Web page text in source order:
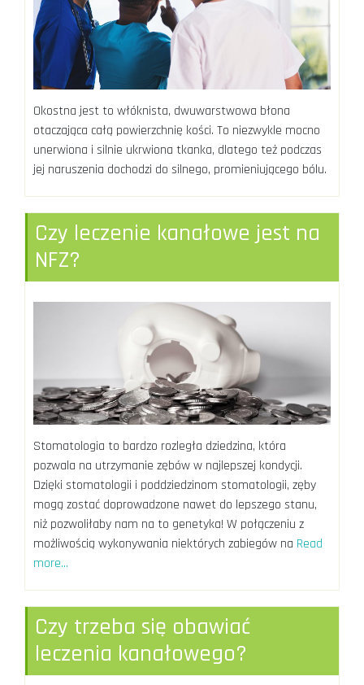
Okostna jest to włóknista, dwuwarstwowa błona
otaczająca całą powierzchnię kości. To niezwykle mocno
unerwiona i silnie ukrwiona tkanka, dlatego też podczas
jej naruszenia dochodzi do silnego, promieniującego bólu.
Czy leczenie kanałowe jest na
NFZ?
Stomatologia to bardzo rozległa dziedzina, która
pozwala na utrzymanie zębów w najlepszej kondycji.
Dzięki stomatologii i poddziedzinom stomatologii, zęby
mogą zostać doprowadzone nawet do lepszego stanu,
niż pozwoliłaby nam na to genetyka! W połączeniu z
możliwością wykonywania niektórych zabiegów na Read
more…
Czy trzeba się obawiać
leczenia kanałowego?